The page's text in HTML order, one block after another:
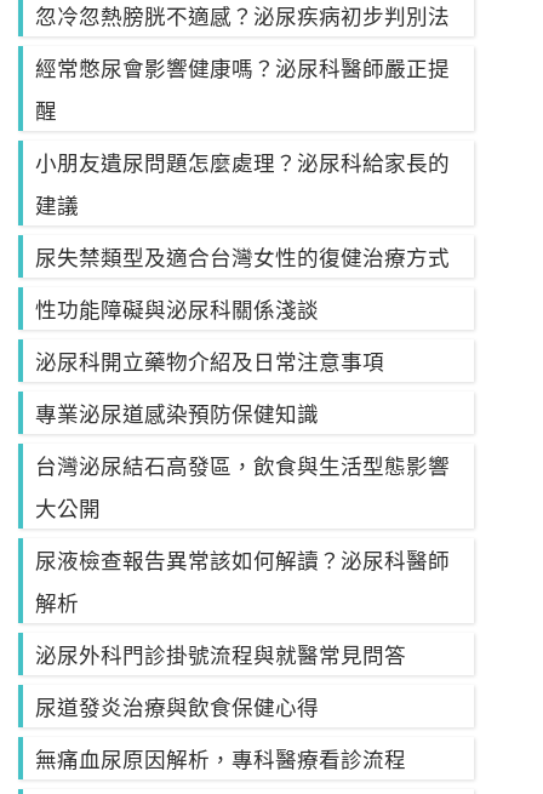
忽冷忽熱膀胱不適感？泌尿疾病初步判別法
經常憋尿會影響健康嗎？泌尿科醫師嚴正提
醒
小朋友遺尿問題怎麼處理？泌尿科給家長的
建議
尿失禁類型及適合台灣女性的復健治療方式
性功能障礙與泌尿科關係淺談
泌尿科開立藥物介紹及日常注意事項
專業泌尿道感染預防保健知識
台灣泌尿結石高發區，飲食與生活型態影響
大公開
尿液檢查報告異常該如何解讀？泌尿科醫師
解析
泌尿外科門診掛號流程與就醫常見問答
尿道發炎治療與飲食保健心得
無痛血尿原因解析，專科醫療看診流程